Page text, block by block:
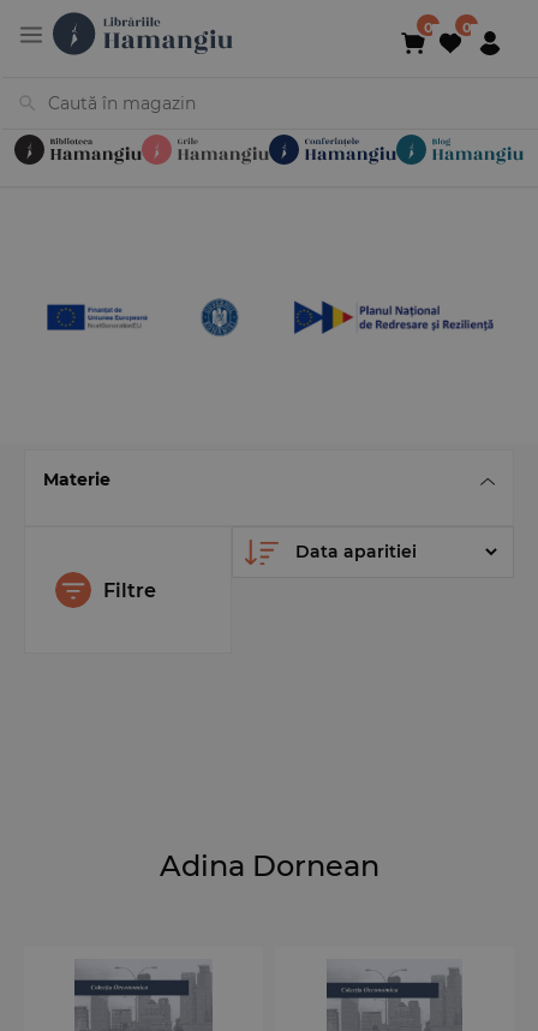
Materie
Filtre
Adina Dornean